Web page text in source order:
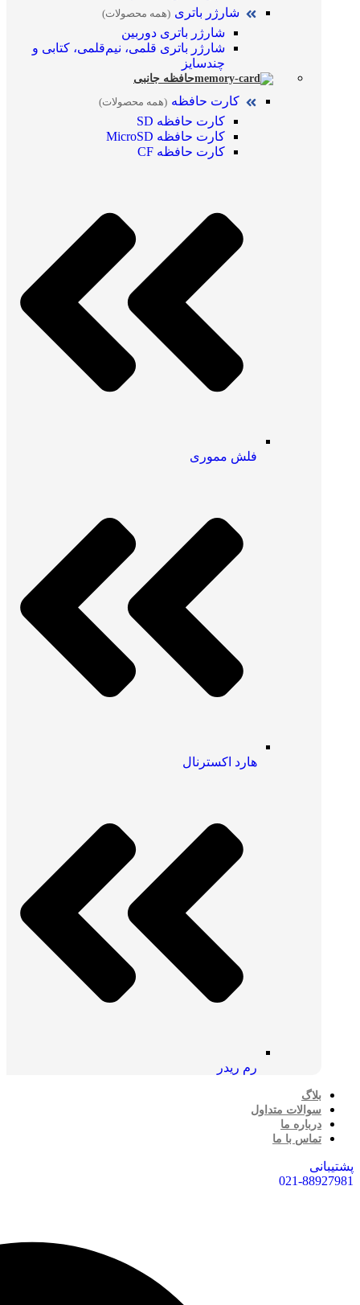
شارژر باتری (همه محصولات)
شارژر باتری دوربین
شارژر باتری قلمی، نیم‌قلمی، کتابی و
چندسایز
حافظه جانبی
کارت حافظه (همه محصولات)
کارت حافظه SD
کارت حافظه MicroSD
کارت حافظه CF
فلش مموری
هارد اکسترنال
رم ریدر
بلاگ
سوالات متداول
درباره ما
تماس با ما
پشتیبانی
021-88927981